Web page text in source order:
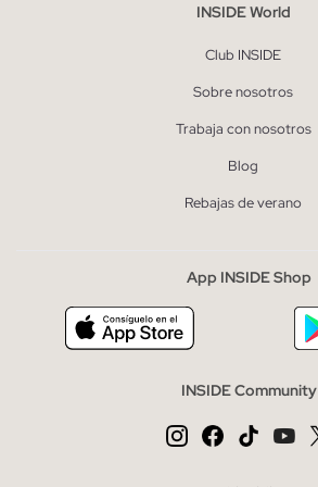
INSIDE World
Club INSIDE
Sobre nosotros
Trabaja con nosotros
Blog
Rebajas de verano
App INSIDE Shop
INSIDE Community